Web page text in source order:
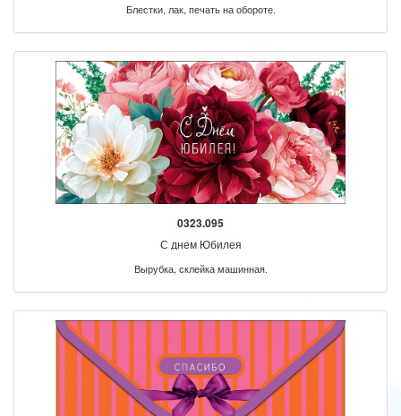
Блестки, лак, печать на обороте.
0323.095
С днем Юбилея
Вырубка, склейка машинная.